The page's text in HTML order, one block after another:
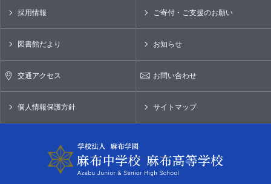
採用情報 ご寄付・ご支援のお願い
図書館だより お知らせ
交通アクセス お問い合わせ
個人情報保護方針 サイトマップ